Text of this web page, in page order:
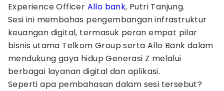
Experience Officer Allo bank, Putri Tanjung.
Sesi ini membahas pengembangan infrastruktur
keuangan digital, termasuk peran empat pilar
bisnis utama Telkom Group serta Allo Bank dalam
mendukung gaya hidup Generasi Z melalui
berbagai layanan digital dan aplikasi.
Seperti apa pembahasan dalam sesi tersebut?